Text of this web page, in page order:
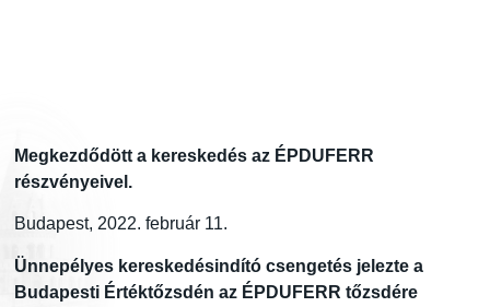
Megkezdődött a kereskedés az ÉPDUFERR
részvényeivel.
Budapest, 2022. február 11.
Ünnepélyes kereskedésindító csengetés jelezte a
Budapesti Értéktőzsdén az ÉPDUFERR tőzsdére